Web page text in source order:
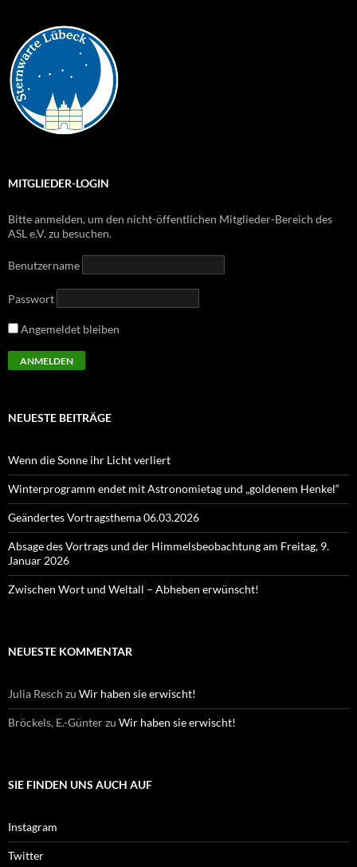
MITGLIEDER-LOGIN
Bitte anmelden, um den nicht-öffentlichen Mitglieder-Bereich des
ASL e.V. zu besuchen.
Benutzername
Passwort
Angemeldet bleiben
NEUESTE BEITRÄGE
Wenn die Sonne ihr Licht verliert
Winterprogramm endet mit Astronomietag und „goldenem Henkel“
Geändertes Vortragsthema 06.03.2026
Absage des Vortrags und der Himmelsbeobachtung am Freitag, 9.
Januar 2026
Zwischen Wort und Weltall – Abheben erwünscht!
NEUESTE KOMMENTAR
Julia Resch zu Wir haben sie erwischt!
Bröckels, E.-Günterzu Wir haben sie erwischt!
SIE FINDEN UNS AUCH AUF
Instagram
Twitter